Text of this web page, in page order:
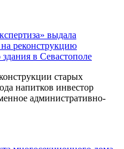
выдала
реконструкцию
в Севастополе
старых
напитков инвестор
административно-